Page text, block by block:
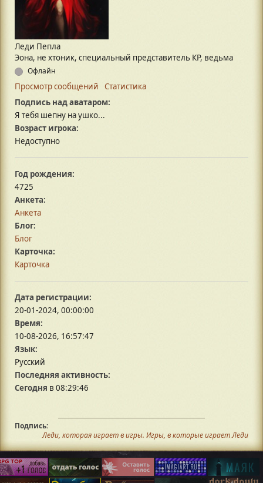
Леди Пепла
Эона, не хтоник, специальный представитель КР, ведьма
Офлайн
Просмотр сообщений
Статистика
Подпись над аватаром:
Я тебя шепну на ушко...
Возраст игрока:
Недоступно
Год рождения:
4725
Анкета:
Анкета
Блог:
Блог
Карточка:
Карточка
Дата регистрации:
20-01-2024, 00:00:00
Время:
10-08-2026, 16:57:47
Язык:
Русский
Последняя активность:
Сегодня в 08:29:46
Подпись:
Леди, которая играет в игры. Игры, в которые играет Леди